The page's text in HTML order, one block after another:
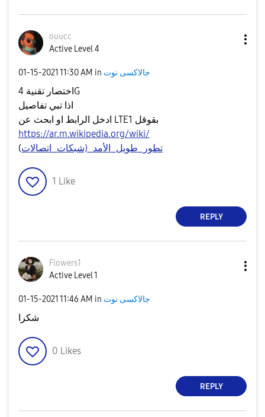
ouucc
Active Level 4
‎01-15-2021 11:30 AM in جالاكسى نوت
اختصار تقنية 4G
اذا تبي تفاصيل
ادخل الرابط او ابحث عن LTE1 بقوقل
https://ar.m.wikipedia.org/wiki/
تطور_طويل_الأمد_(شبكات_اتصالات)
1 Like
REPLY
Flowers1
Active Level 1
‎01-15-2021 11:46 AM in جالاكسى نوت
شكرا
0 Likes
REPLY